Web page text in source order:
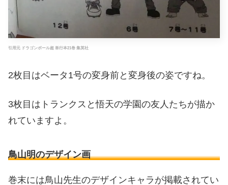
引用元 ドラゴンボール超 単行本21巻 集英社
2枚目はベータ1号の変身前と変身後の姿ですね。
3枚目はトランクスと悟天の学園の友人たちが描か
れていますよ。
鳥山明のデザイン画
巻末には鳥山先生のデザインキャラが掲載されてい